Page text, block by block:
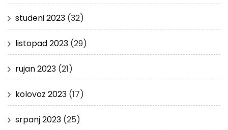
studeni 2023 (32)
listopad 2023 (29)
rujan 2023 (21)
kolovoz 2023 (17)
srpanj 2023 (25)